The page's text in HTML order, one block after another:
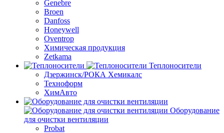
Genebre
Broen
Danfoss
Honeywell
Oventrop
Химическая продукция
Zetkama
Теплоносители
Дзержинск/РОКА Хемикалс
Техноформ
ХимАвто
Оборудование
для очистки вентиляции
Probat